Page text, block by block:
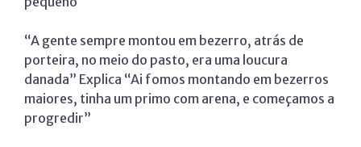
“A gente sempre montou em bezerro, atrás de
porteira, no meio do pasto, era uma loucura
danada” Explica “Ai fomos montando em bezerros
maiores, tinha um primo com arena, e começamos a
progredir”